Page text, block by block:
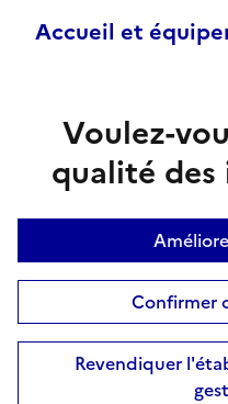
Accueil et
Voulez-
qualité
Confirmer
Revendiquer